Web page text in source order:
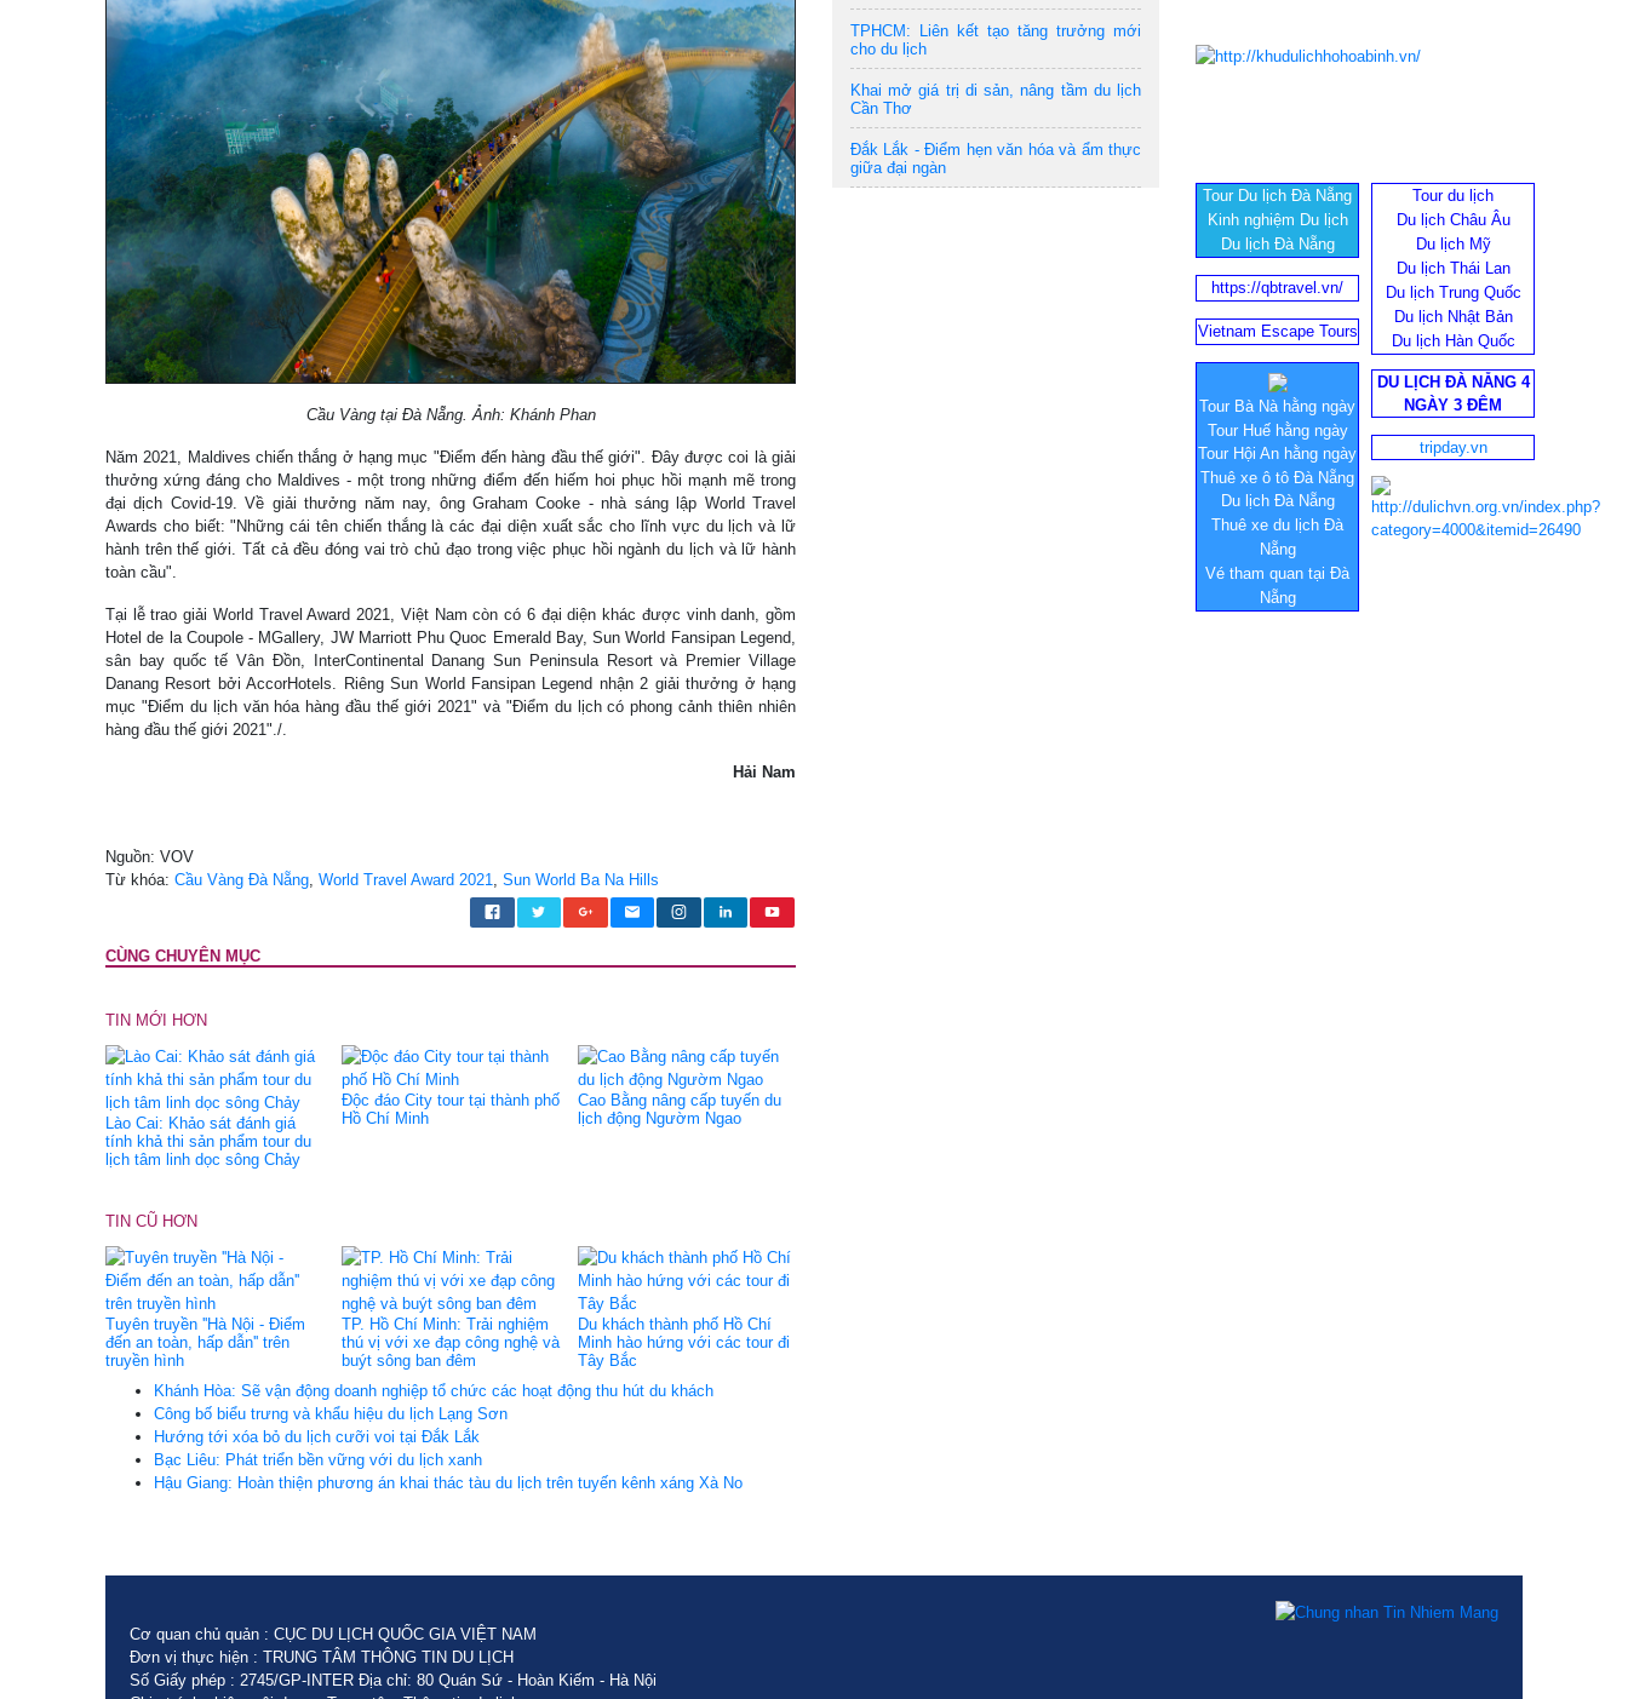
Cầu Vàng tại Đà Nẵng. Ảnh: Khánh Phan
Năm 2021, Maldives chiến thắng ở hạng mục "Điểm đến hàng đầu thế giới". Đây được coi là giải
thưởng xứng đáng cho Maldives - một trong những điểm đến hiếm hoi phục hồi mạnh mẽ trong
đại dịch Covid-19. Về giải thưởng năm nay, ông Graham Cooke - nhà sáng lập World Travel
Awards cho biết: "Những cái tên chiến thắng là các đại diện xuất sắc cho lĩnh vực du lịch và lữ
hành trên thế giới. Tất cả đều đóng vai trò chủ đạo trong việc phục hồi ngành du lịch và lữ hành
toàn cầu".
Tại lễ trao giải World Travel Award 2021, Việt Nam còn có 6 đại diện khác được vinh danh, gồm
Hotel de la Coupole - MGallery, JW Marriott Phu Quoc Emerald Bay, Sun World Fansipan Legend,
sân bay quốc tế Vân Đồn, InterContinental Danang Sun Peninsula Resort và Premier Village
Danang Resort bởi AccorHotels. Riêng Sun World Fansipan Legend nhận 2 giải thưởng ở hạng
mục "Điểm du lịch văn hóa hàng đầu thế giới 2021" và "Điểm du lịch có phong cảnh thiên nhiên
hàng đầu thế giới 2021"./.
Hải Nam
Nguồn: VOV
Từ khóa: Cầu Vàng Đà Nẵng, World Travel Award 2021, Sun World Ba Na Hills
CÙNG CHUYÊN MỤC
TIN MỚI HƠN
Lào Cai: Khảo sát đánh giá
tính khả thi sản phẩm tour du
lịch tâm linh dọc sông Chảy
Độc đáo City tour tại thành phố
Hồ Chí Minh
Cao Bằng nâng cấp tuyến du
lịch động Ngườm Ngao
TIN CŨ HƠN
Tuyên truyền ''Hà Nội - Điểm
đến an toàn, hấp dẫn'' trên
truyền hình
TP. Hồ Chí Minh: Trải nghiệm
thú vị với xe đạp công nghệ và
buýt sông ban đêm
Du khách thành phố Hồ Chí
Minh hào hứng với các tour đi
Tây Bắc
Khánh Hòa: Sẽ vận động doanh nghiệp tổ chức các hoạt động thu hút du khách
Công bố biểu trưng và khẩu hiệu du lịch Lạng Sơn
Hướng tới xóa bỏ du lịch cưỡi voi tại Đắk Lắk
Bạc Liêu: Phát triển bền vững với du lịch xanh
Hậu Giang: Hoàn thiện phương án khai thác tàu du lịch trên tuyến kênh xáng Xà No
TPHCM: Liên kết tạo tăng trưởng mới
cho du lịch
Khai mở giá trị di sản, nâng tầm du lịch
Cần Thơ
Đắk Lắk - Điểm hẹn văn hóa và ẩm thực
giữa đại ngàn
Tour Du lịch Đà Nẵng
Kinh nghiệm Du lịch
Du lịch Đà Nẵng
Tour du lịch
Du lịch Châu Âu
Du lịch Mỹ
Du lịch Thái Lan
Du lịch Trung Quốc
Du lịch Nhật Bản
Du lịch Hàn Quốc
https://qbtravel.vn/
Vietnam Escape Tours
Tour Bà Nà hằng ngày
Tour Huế hằng ngày
Tour Hội An hằng ngày
Thuê xe ô tô Đà Nẵng
Du lịch Đà Nẵng
Thuê xe du lịch Đà
Nẵng
Vé tham quan tại Đà
Nẵng
DU LỊCH ĐÀ NẴNG 4
NGÀY 3 ĐÊM
tripday.vn
Cơ quan chủ quản : CỤC DU LỊCH QUỐC GIA VIỆT NAM
Đơn vị thực hiện : TRUNG TÂM THÔNG TIN DU LỊCH
Số Giấy phép : 2745/GP-INTER Địa chỉ: 80 Quán Sứ - Hoàn Kiếm - Hà Nội